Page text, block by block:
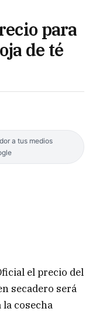
para
de té
a tus medios
el precio del
secadero será
cosecha